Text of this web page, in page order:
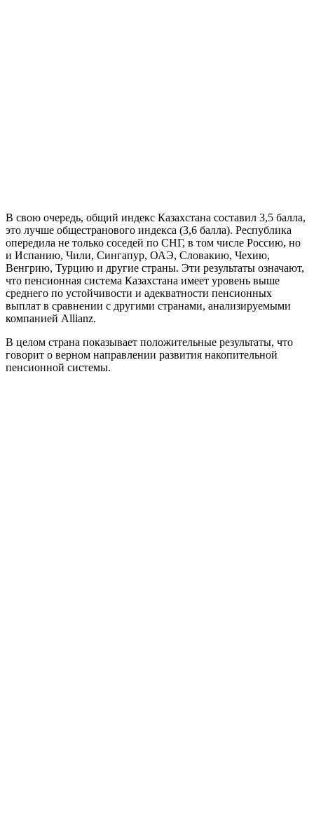
В свою очередь, общий индекс Казахстана составил 3,5 балла,
это лучше общестранового индекса (3,6 балла). Республика
опередила не только соседей по СНГ, в том числе Россию, но
и Испанию, Чили, Сингапур, ОАЭ, Словакию, Чехию,
Венгрию, Турцию и другие страны. Эти результаты означают,
что пенсионная система Казахстана имеет уровень выше
среднего по устойчивости и адекватности пенсионных
выплат в сравнении с другими странами, анализируемыми
компанией Allianz.
В целом страна показывает положительные результаты, что
говорит о верном направлении развития накопительной
пенсионной системы.